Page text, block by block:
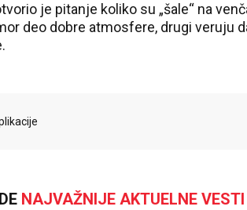
je pitanje koliko su „šale“ na
deo dobre atmosfere, drugi veruju
NAJVAŽNIJE AKTUELNE VESTI
36